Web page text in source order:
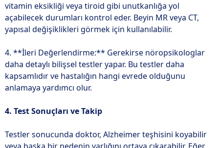
vitamin eksikliği veya tiroid gibi unutkanlığa yol
açabilecek durumları kontrol eder. Beyin MR veya CT,
yapısal değişiklikleri görmek için kullanılabilir.
4. **İleri Değerlendirme:** Gerekirse nöropsikologlar
daha detaylı bilişsel testler yapar. Bu testler daha
kapsamlıdır ve hastalığın hangi evrede olduğunu
anlamaya yardımcı olur.
4. Test Sonuçları ve Takip
Testler sonucunda doktor, Alzheimer teşhisini koyabilir